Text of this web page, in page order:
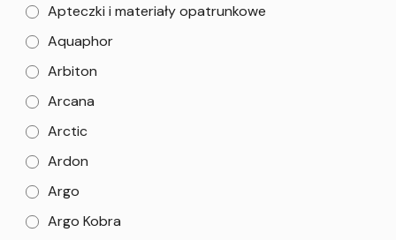
Apteczki i materiały opatrunkowe
Aquaphor
Arbiton
Arcana
Arctic
Ardon
Argo
Argo Kobra